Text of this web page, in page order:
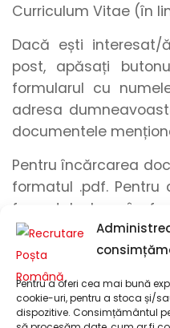
Pentru a oferi cea mai bună
cookie-uri, pentru a stoca și/
dispozitive. Consimțământul
Curriculum Vitae (în
Dacă ești
post, apăsați
formularul cu
adresa
documentele
Pentru încărcarea
formatul .pdf. Pentru
formatul .docx în
funcționalitatea de
sau unelte online.
între formatele
formatul .pdf, utilizați